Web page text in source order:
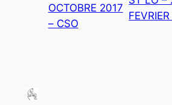
OCTOBRE 2017
– CSO